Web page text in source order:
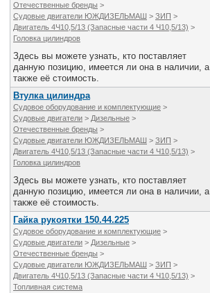
Отечественные бренды >
Судовые двигатели ЮЖДИЗЕЛЬМАШ > ЗИП >
Двигатель 4Ч10,5/13 (Запасные части 4 Ч10,5/13) >
Головка цилиндров
Здесь вы можете узнать, кто поставляет
данную позицию, имеется ли она в наличии, а
также её стоимость.
Втулка цилиндра
Судовое оборудование и комплектующие >
Судовые двигатели > Дизельные >
Отечественные бренды >
Судовые двигатели ЮЖДИЗЕЛЬМАШ > ЗИП >
Двигатель 4Ч10,5/13 (Запасные части 4 Ч10,5/13) >
Головка цилиндров
Здесь вы можете узнать, кто поставляет
данную позицию, имеется ли она в наличии, а
также её стоимость.
Гайка рукоятки 150.44.225
Судовое оборудование и комплектующие >
Судовые двигатели > Дизельные >
Отечественные бренды >
Судовые двигатели ЮЖДИЗЕЛЬМАШ > ЗИП >
Двигатель 4Ч10,5/13 (Запасные части 4 Ч10,5/13) >
Топливная система